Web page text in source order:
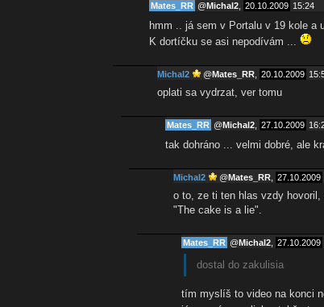
Mates_RR @Michal2 20.10.2009 15:24
hmm .. já sem v Portalu v 19 kole a
K dortíčku se asi nepodívám ...
Michal2 @Mates_RR 20.10.2009
oplati sa vydrzat, ver tomu
Mates_RR @Michal2 27.10.2009
tak dohráno ... velmi dobré, ale
Michal2 @Mates_RR 27.10.2009
o to, ze ti ten hlas vzdy
"The cake is a lie".
Mates_RR @Michal2 27.10.2009
dostal do zakulisia
tím myslíš to video na konci